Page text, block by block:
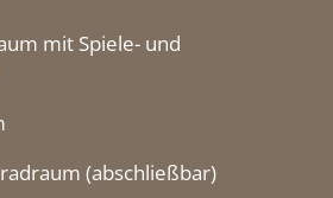
mit Spiele- und
(abschließbar)